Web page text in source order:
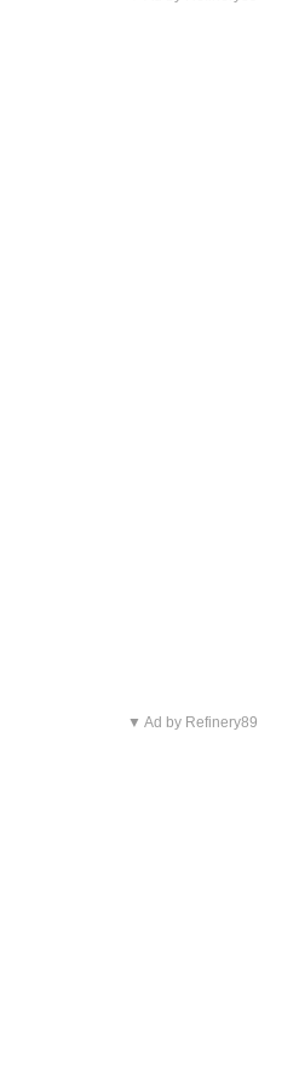
▼ Ad by Refinery89